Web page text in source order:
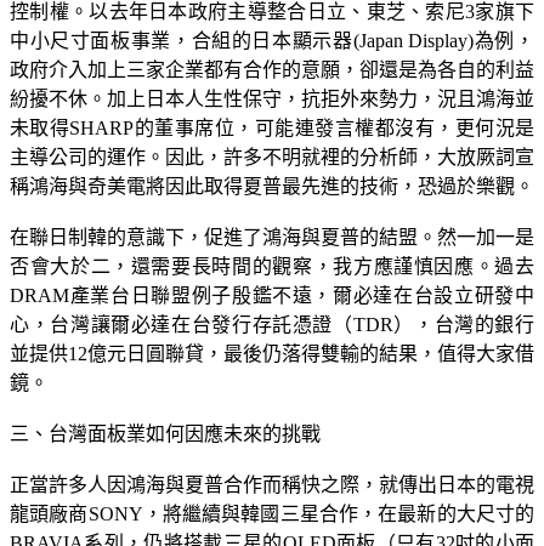
控制權。以去年日本政府主導整合日立、東芝、索尼3家旗下
中小尺寸面板事業，合組的日本顯示器(Japan Display)為例，
政府介入加上三家企業都有合作的意願，卻還是為各自的利益
紛擾不休。加上日本人生性保守，抗拒外來勢力，況且鴻海並
未取得SHARP的董事席位，可能連發言權都沒有，更何況是
主導公司的運作。因此，許多不明就裡的分析師，大放厥詞宣
稱鴻海與奇美電將因此取得夏普最先進的技術，恐過於樂觀。
在聯日制韓的意識下，促進了鴻海與夏普的結盟。然一加一是
否會大於二，還需要長時間的觀察，我方應謹慎因應。過去
DRAM產業台日聯盟例子殷鑑不遠，爾必達在台設立研發中
心，台灣讓爾必達在台發行存託憑證（TDR），台灣的銀行
並提供12億元日圓聯貸，最後仍落得雙輸的結果，值得大家借
鏡。
三、台灣面板業如何因應未來的挑戰
正當許多人因鴻海與夏普合作而稱快之際，就傳出日本的電視
龍頭廠商SONY，將繼續與韓國三星合作，在最新的大尺寸的